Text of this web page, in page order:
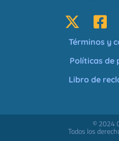
Términos y
Políticas de
Libro de
© 2024
Todos los